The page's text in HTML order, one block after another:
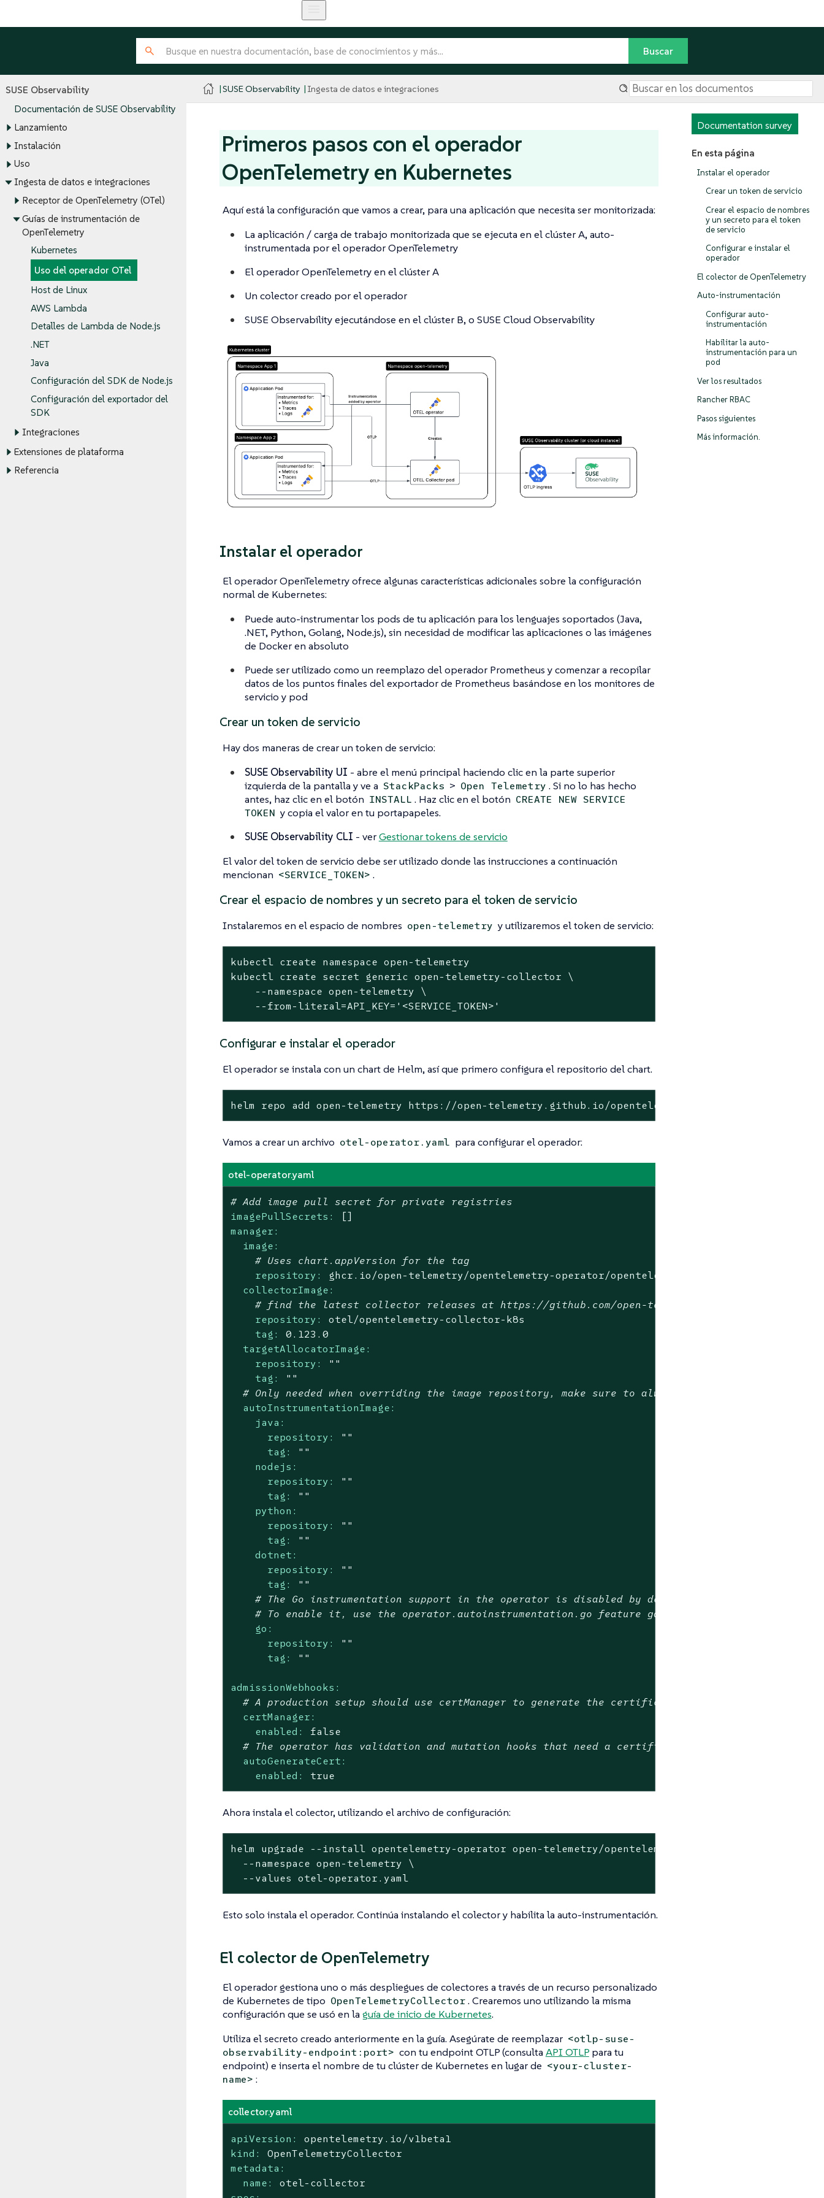
SUSE Observability
Documentación de SUSE Observability
Lanzamiento
Instalación
Uso
Ingesta de datos e integraciones
Receptor de OpenTelemetry (OTel)
Guías de instrumentación de
OpenTelemetry
Kubernetes
Uso del operador OTel
Host de Linux
AWS Lambda
Detalles de Lambda de Node.js
.NET
Java
Configuración del SDK de Node.js
Configuración del exportador del
SDK
Integraciones
Extensiones de plataforma
Referencia
SUSE Observability Ingesta de datos e integraciones
Documentation survey
En esta página
Instalar el operador
Crear un token de servicio
Crear el espacio de nombres
y un secreto para el token
de servicio
Configurar e instalar el
operador
El colector de OpenTelemetry
Auto-instrumentación
Configurar auto-
instrumentación
Habilitar la auto-
instrumentación para un
pod
Ver los resultados
Rancher RBAC
Pasos siguientes
Más información.
Primeros pasos con el operador
OpenTelemetry en Kubernetes
Aquí está la configuración que vamos a crear, para una aplicación que necesita ser monitorizada:
La aplicación / carga de trabajo monitorizada que se ejecuta en el clúster A, auto-
instrumentada por el operador OpenTelemetry
El operador OpenTelemetry en el clúster A
Un colector creado por el operador
SUSE Observability ejecutándose en el clúster B, o SUSE Cloud Observability
Instalar el operador
El operador OpenTelemetry ofrece algunas características adicionales sobre la configuración
normal de Kubernetes:
Puede auto-instrumentar los pods de tu aplicación para los lenguajes soportados (Java,
.NET, Python, Golang, Node.js), sin necesidad de modificar las aplicaciones o las imágenes
de Docker en absoluto
Puede ser utilizado como un reemplazo del operador Prometheus y comenzar a recopilar
datos de los puntos finales del exportador de Prometheus basándose en los monitores de
servicio y pod
Crear un token de servicio
Hay dos maneras de crear un token de servicio:
SUSE Observability UI - abre el menú principal haciendo clic en la parte superior
izquierda de la pantalla y ve a StackPacks > Open Telemetry . Si no lo has hecho
antes, haz clic en el botón INSTALL . Haz clic en el botón CREATE NEW SERVICE
TOKEN y copia el valor en tu portapapeles.
SUSE Observability CLI - verGestionar tokens de servicio
El valor del token de servicio debe ser utilizado donde las instrucciones a continuación
mencionan <SERVICE_TOKEN> .
Crear el espacio de nombres y un secreto para el token de servicio
Instalaremos en el espacio de nombres open-telemetry y utilizaremos el token de servicio:
kubectl create namespace open-telemetry
kubectl create secret generic open-telemetry-collector \
    --namespace open-telemetry \
    --from-literal=API_KEY=
'<SERVICE_TOKEN>'
Configurar e instalar el operador
El operador se instala con un chart de Helm, así que primero configura el repositorio del chart.
helm repo add open-telemetry https://open-telemetry.github.io/opentelemetry-helm-charts
Vamos a crear un archivo otel-operator.yaml para configurar el operador:
otel-operator.yaml
# Add image pull secret for private registries
imagePullSecrets:
[]
manager:
image:
# Uses chart.appVersion for the tag
repository:
ghcr.io/open-telemetry/opentelemetry-operator/opentelemetry-operator
collectorImage:
# find the latest collector releases at https://github.com/open-telemetry/opentelemetry-
repository:
otel/opentelemetry-collector-k8s
tag:
0.123 .0
targetAllocatorImage:
repository:
""
tag:
""
# Only needed when overriding the image repository, make sure to always specify both the
autoInstrumentationImage:
java:
repository:
""
tag:
""
nodejs:
repository:
""
tag:
""
python:
repository:
""
tag:
""
dotnet:
repository:
""
tag:
""
# The Go instrumentation support in the operator is disabled by default.
# To enable it, use the operator.autoinstrumentation.go feature gate.
go:
repository:
""
tag:
""
admissionWebhooks:
# A production setup should use certManager to generate the certificate, without
certManager:
enabled:
false
# The operator has validation and mutation hooks that need a certificate, with this we
autoGenerateCert:
enabled:
true
Ahora instala el colector, utilizando el archivo de configuración:
helm upgrade --install opentelemetry-operator open-telemetry/opentelemetry-operator \
  --namespace open-telemetry \
  --values otel-operator.yaml
Esto solo instala el operador. Continúa instalando el colector y habilita la auto-instrumentación.
El colector de OpenTelemetry
El operador gestiona uno o más despliegues de colectores a través de un recurso personalizado
de Kubernetes de tipo OpenTelemetryCollector . Crearemos uno utilizando la misma
configuración que se usó en la guía de inicio de Kubernetes.
Utiliza el secreto creado anteriormente en la guía. Asegúrate de reemplazar <otlp-suse-
observability-endpoint:port> con tu endpoint OTLP (consulta API OTLPpara tu
endpoint) e inserta el nombre de tu clúster de Kubernetes en lugar de <your-cluster-
name> :
collector.yaml
apiVersion:
opentelemetry.io/v1beta1
kind:
OpenTelemetryCollector
metadata:
name:
otel-collector